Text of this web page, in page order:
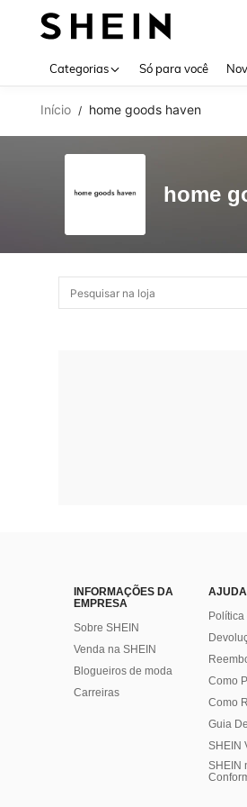
Categorias Só para você
Início / home goods haven
home
INFORMAÇÕES DA
EMPRESA
Sobre SHEIN
Venda na SHEIN
Blogueiros de moda
Carreiras
Política
Como
Como
Guia
SHEIN
SHEIN